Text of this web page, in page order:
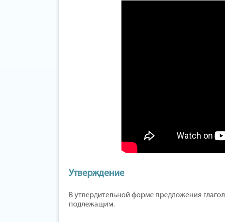
Утверждение
В утвердительной форме предложения глагол
подлежащим.